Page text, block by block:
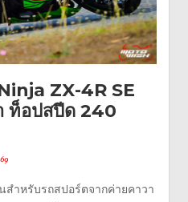
ZX-4R SE
ท็อปสปีด 240
สำหรับรถสปอร์ตจากค่ายคาวา